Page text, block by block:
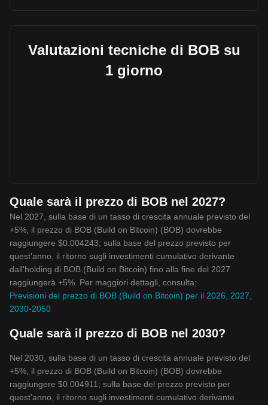
Valutazioni tecniche di BOB su
1 giorno
Quale sarà il prezzo di BOB nel 2027?
Nel 2027, sulla base di un tasso di crescita annuale previsto del
+5%, il prezzo di BOB (Build on Bitcoin) (BOB) dovrebbe
raggiungere $0.004243; sulla base del prezzo previsto per
quest'anno, il ritorno sugli investimenti cumulativo derivante
dall'holding di BOB (Build on Bitcoin) fino alla fine del 2027
raggiungerà +5%. Per maggiori dettagli, consulta:
Previsioni del prezzo di BOB (Build on Bitcoin) per il 2026, 2027,
2030-2050
Quale sarà il prezzo di BOB nel 2030?
Nel 2030, sulla base di un tasso di crescita annuale previsto del
+5%, il prezzo di BOB (Build on Bitcoin) (BOB) dovrebbe
raggiungere $0.004911; sulla base del prezzo previsto per
quest'anno, il ritorno sugli investimenti cumulativo derivante